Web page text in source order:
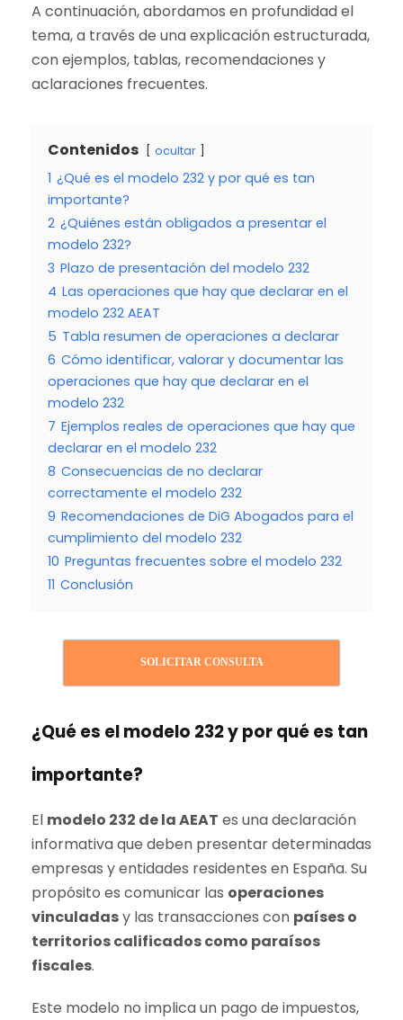
A continuación, abordamos en profundidad el
tema, a través de una explicación estructurada,
con ejemplos, tablas, recomendaciones y
aclaraciones frecuentes.
Contenidos ocultar
1 ¿Qué es el modelo 232 y por qué es tan
importante?
2 ¿Quiénes están obligados a presentar el
modelo 232?
3 Plazo de presentación del modelo 232
4 Las operaciones que hay que declarar en el
modelo 232 AEAT
5 Tabla resumen de operaciones a declarar
6 Cómo identificar, valorar y documentar las
operaciones que hay que declarar en el
modelo 232
7 Ejemplos reales de operaciones que hay que
declarar en el modelo 232
8 Consecuencias de no declarar
correctamente el modelo 232
9 Recomendaciones de DiG Abogados para el
cumplimiento del modelo 232
10 Preguntas frecuentes sobre el modelo 232
11 Conclusión
SOLICITAR CONSULTA
¿Qué es el modelo 232 y por qué es tan
importante?
El modelo 232 de la AEAT es una declaración
informativa que deben presentar determinadas
empresas y entidades residentes en España. Su
propósito es comunicar las operaciones
vinculadasy las transacciones con países o
territorios calificados como paraísos
fiscales.
Este modelo no implica un pago de impuestos,